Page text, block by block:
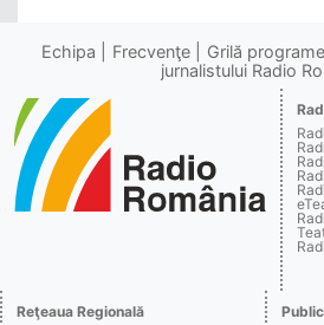
Echipa Frecvenţe Grilă programe
jurnalistului Radio
Reţeaua Regională